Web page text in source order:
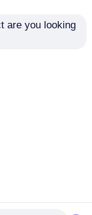
افضل
are you looking